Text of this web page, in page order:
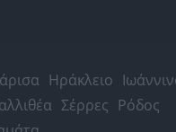
Ηράκλειο
Σέρρες Ρόδος